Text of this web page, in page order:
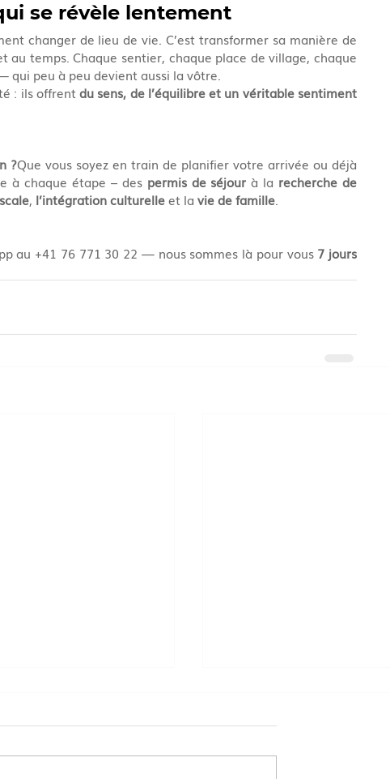
se révèle lentement
changer de lieu de vie. C’est transformer sa manière de
au temps. Chaque sentier, chaque place de village, chaque
peu à peu devient aussi la vôtre.
: ils offrent du sens, de l’équilibre et un véritable sentiment
?Que vous soyez en train de planifier votre arrivée ou déjà
à chaque étape – des permis de séjour à la recherche de
, l’intégration culturelle et la vie de famille
au +41 76 771 30 22 — nous sommes là pour vous 7 jours